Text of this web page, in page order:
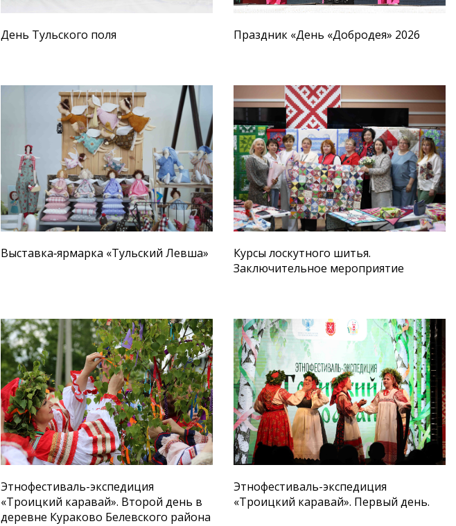
День Тульского поля Праздник «День «Добродея» 2026
Выставка‑ярмарка «Тульский Левша»
Курсы лоскутного шитья.
Заключительное мероприятие
Этнофестиваль-экспедиция
«Троицкий каравай». Второй день в
деревне Кураково Белевского района
Этнофестиваль-экспедиция
«Троицкий каравай». Первый день.